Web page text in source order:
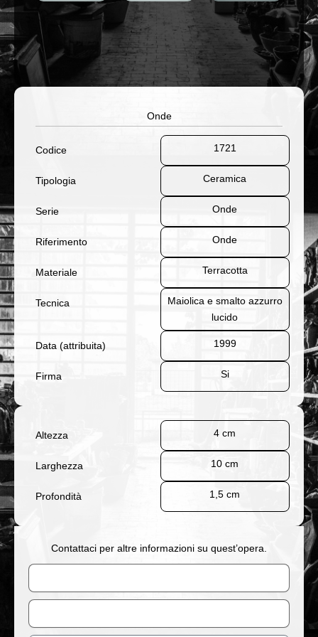
Onde
Codice 1721
Tipologia Ceramica
Serie Onde
Riferimento Onde
Materiale Terracotta
Tecnica
Maiolica e smalto azzurro
lucido
Data (attribuita) 1999
Firma Si
Altezza 4 cm
Larghezza 10 cm
Profondità 1,5 cm
Contattaci per altre informazioni su quest’opera.
Nome
Email